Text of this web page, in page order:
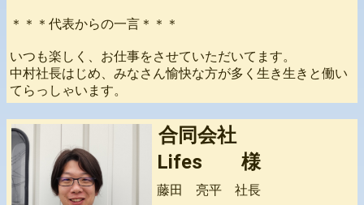
＊＊＊代表からの一言＊＊＊
いつも楽しく、お仕事をさせていただいてます。
中村社長はじめ、みなさん愉快な方が多く生き生きと働い
てらっしゃいます。
合同会社
Lifes 様
藤田 亮平 社長